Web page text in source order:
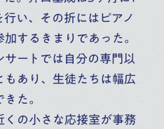
い、その折にはピアノ
するきまりであった。
サートでは自分の専門以
あり、生徒たちは幅広
た。
の小さな応接室が事務